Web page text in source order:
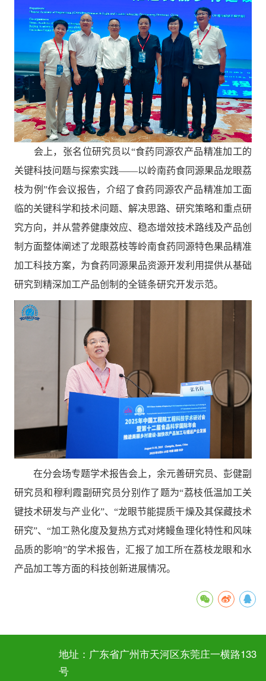
会上，张名位研究员以“食药同源农产品精准加工的
关键科技问题与探索实践——以岭南药食同源果品龙眼荔
枝为例”作会议报告，介绍了食药同源农产品精准加工面
临的关键科学和技术问题、解决思路、研究策略和重点研
究方向， 并从营养健康效应、稳态增效技术路线及产品创
制 方面整体阐述了龙眼荔枝等岭南食药同源特色果品精准
加工科技方案，为食药同源果品资源开发利用提供从基础
研究到 精深加工产品创制的全链条研究开发示范。
在分会场专题学术报告会上，余元善研究员、彭健副
研究员和穆利霞副研究员分别作了题为“荔枝低温加工关
键技术研发与产业化”、 “龙眼节能提质干燥及其保藏技术
研究”、“加工熟化度及复热方式对烤鳗鱼理化特性和风味
品质的影响”的学术报告，汇报了加工所在荔枝龙眼和水
产品加工等方面的科技创新进展情况。
地址：广东省广州市天河区东莞庄一横路133
号